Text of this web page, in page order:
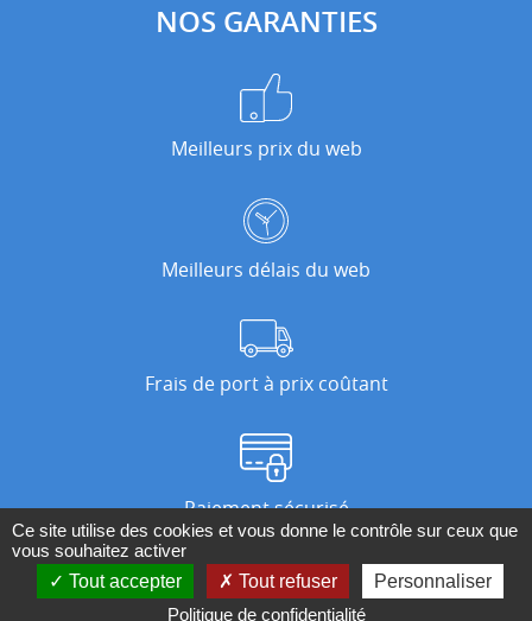
NOS GARANTIES
Meilleurs prix du web
Meilleurs délais du web
Frais de port à prix coûtant
Paiement sécurisé
Nos magasins
Ce site utilise des cookies et vous donne le contrôle sur ceux que
vous souhaitez activer
Tout accepter
Tout refuser
Personnaliser
Politique de confidentialité